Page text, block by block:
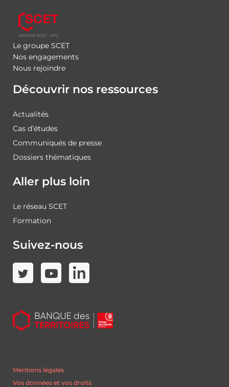
Le groupe SCET
Nos engagements
Nous rejoindre
Découvrir nos ressources
Actualités
Cas d’études
Communiqués de presse
Dossiers thématiques
Aller plus loin
Le réseau SCET
Formation
Suivez-nous
Mentions légales
Vos données et vos droits